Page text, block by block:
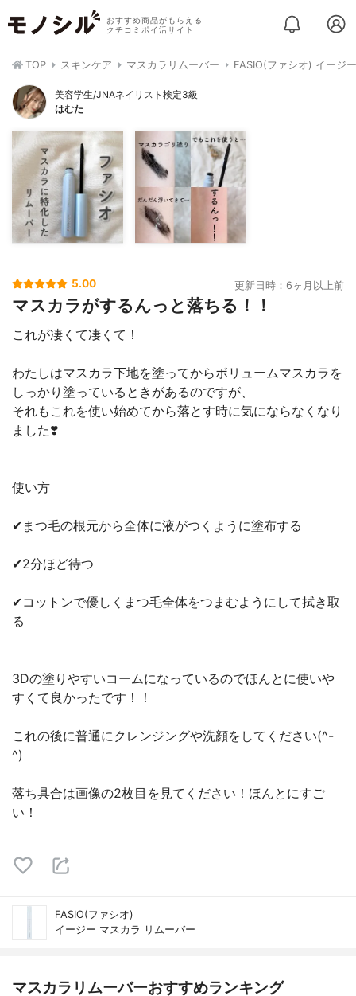
おすすめ商品がもらえる
クチコミポイ活サイト
TOP スキンケア マスカラリムーバー FASIO(ファシオ) イージ
美容学生/JNAネイリスト検定3級
はむた
5.00 更新日時：6ヶ月以上前
マスカラがするんっと落ちる！！
これが凄くて凄くて！
わたしはマスカラ下地を塗ってからボリュームマスカラを
しっかり塗っているときがあるのですが、
それもこれを使い始めてから落とす時に気にならなくなり
ました❣️
使い方
✔まつ毛の根元から全体に液がつくように塗布する
✔2分ほど待つ
✔コットンで優しくまつ毛全体をつまむようにして拭き取
る
3Dの塗りやすいコームになっているのでほんとに使いや
すくて良かったです！！
これの後に普通にクレンジングや洗顔をしてください(^-
^)
落ち具合は画像の2枚目を見てください！ほんとにすご
い！
FASIO(ファシオ)
イージー マスカラ リムーバー
マスカラリムーバーおすすめランキング